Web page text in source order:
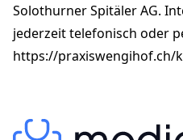
Solothurner Spitäler AG.
jederzeit telefonisch oder
https://praxiswengihof.ch/